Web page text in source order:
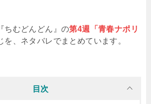
ちむどんどん』の第4週「青春ナポリ
を、ネタバレでまとめています。
目次